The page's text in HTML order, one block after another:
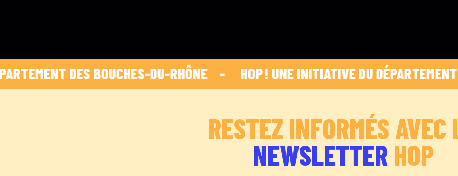
DES BOUCHES-DU-RHÔNE    - HOP ! UNE INITIATIVE DU DÉPARTEMENT
RESTEZ INFORMÉS AVEC
NEWSLETTER HOP